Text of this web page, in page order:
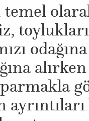
temel